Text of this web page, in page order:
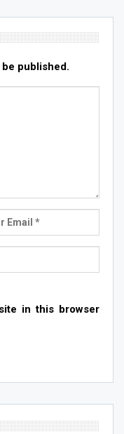
published.
in this browser